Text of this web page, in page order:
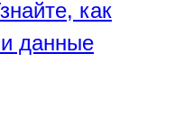
как
данные